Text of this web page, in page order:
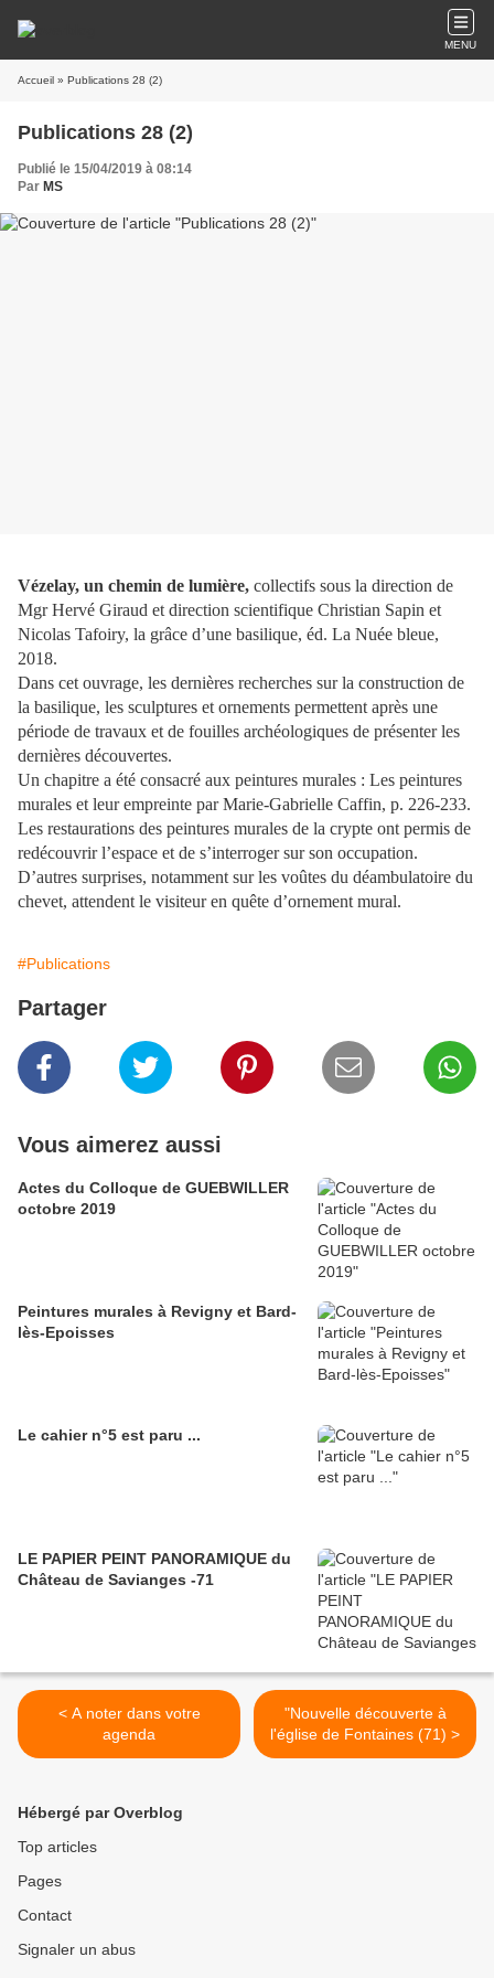
MENU
Accueil » Publications 28 (2)
Publications 28 (2)
Publié le 15/04/2019 à 08:14
Par MS
Vézelay, un chemin de lumière, collectifs sous la direction de
Mgr Hervé Giraud et direction scientifique Christian Sapin et
Nicolas Tafoiry, la grâce d’une basilique, éd. La Nuée bleue,
2018.
Dans cet ouvrage, les dernières recherches sur la construction de
la basilique, les sculptures et ornements permettent après une
période de travaux et de fouilles archéologiques de présenter les
dernières découvertes.
Un chapitre a été consacré aux peintures murales : Les peintures
murales et leur empreinte par Marie-Gabrielle Caffin, p. 226-233.
Les restaurations des peintures murales de la crypte ont permis de
redécouvrir l’espace et de s’interroger sur son occupation.
D’autres surprises, notamment sur les voûtes du déambulatoire du
chevet, attendent le visiteur en quête d’ornement mural.
#Publications
Partager
Vous aimerez aussi
Actes du Colloque de GUEBWILLER
octobre 2019
Peintures murales à Revigny et Bard-
lès-Epoisses
Le cahier n°5 est paru ...
LE PAPIER PEINT PANORAMIQUE du
Château de Savianges -71
< A noter dans votre
agenda
"Nouvelle découverte à
l'église de Fontaines (71) >
Hébergé par Overblog
Top articles
Pages
Contact
Signaler un abus